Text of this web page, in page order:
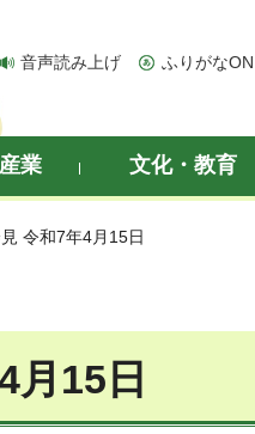
音声読み上げ ふりがなON
業 文化・教育
令和7年4月15日
月15日